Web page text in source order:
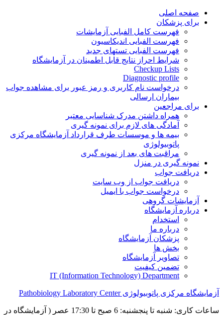
Skip
صفحه اصلی
برای پزشکان
فهرست کامل الفبایی آزمایشات
فهرست الفبایی اندیکاسیون
فهرست الفبایی تستهای جدید
شرایط احراز نتایج قابل اطمینان در آزمایشگاه
Checkup Lists
Diagnostic profile
درخواست نام کاربری و رمز عبور برای مشاهده جواب
بیماران ارسالی
برای مراجعین
همراه داشتن مدرک شناسایی معتبر
آمادگی های لازم برای نمونه گیری
بیمه ها و موسسات طرف قرارداد آزمایشگاه مرکزی
پاتوبیولوژی
مراقبت های بعد از نمونه گیری
نمونه گیری در منزل
دریافت جواب
دریافت جواب از وب سایت
درخواست جواب با ایمیل
آزمایشات گروهی
درباره آزمایشگاه
استخدام
درباره ما
پزشکان آزمایشگاه
بخش ها
تصاویر آزمایشگاه
تضمین کیفیت
IT (Information Technology) Department
آزمایشگاه مرکزی پاتوبیولوژی Pathobiology Laboratory Center
ساعات کاری: شنبه تا پنجشنبه: 6 صبح تا 17:30 عصر ( آزمایشگاه در